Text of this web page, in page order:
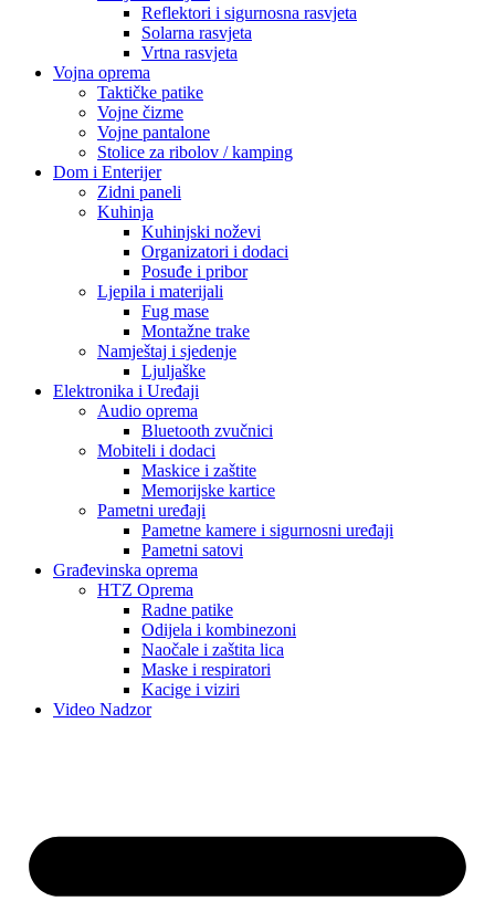
Reflektori i sigurnosna rasvjeta
Solarna rasvjeta
Vrtna rasvjeta
Vojna oprema
Taktičke patike
Vojne čizme
Vojne pantalone
Stolice za ribolov / kamping
Dom i Enterijer
Zidni paneli
Kuhinja
Kuhinjski noževi
Organizatori i dodaci
Posuđe i pribor
Ljepila i materijali
Fug mase
Montažne trake
Namještaj i sjedenje
Ljuljaške
Elektronika i Uređaji
Audio oprema
Bluetooth zvučnici
Mobiteli i dodaci
Maskice i zaštite
Memorijske kartice
Pametni uređaji
Pametne kamere i sigurnosni uređaji
Pametni satovi
Građevinska oprema
HTZ Oprema
Radne patike
Odijela i kombinezoni
Naočale i zaštita lica
Maske i respiratori
Kacige i viziri
Video Nadzor